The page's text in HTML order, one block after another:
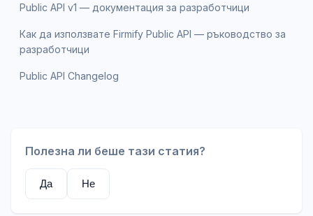
Public API v1 — документация за разработчици
Как да използвате Firmify Public API — ръководство за
разработчици
Public API Changelog
Полезна ли беше тази статия?
Да Не